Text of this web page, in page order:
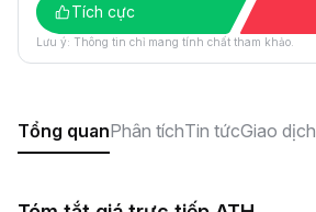
Tích cực
Lưu ý: Thông tin chỉ mang tính chất tham khảo.
Tổng quanPhân tíchTin tứcGiao dịch